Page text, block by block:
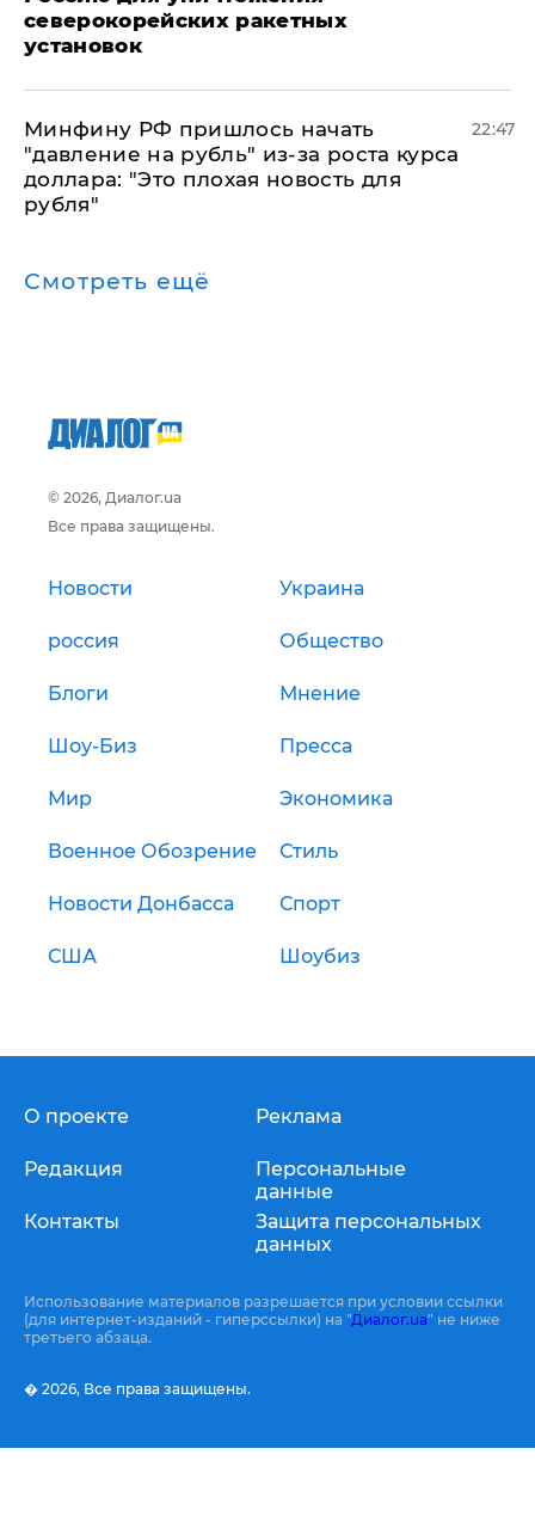
северокорейских ракетных
установок
Минфину РФ пришлось начать
"давление на рубль" из-за роста курса
доллара: "Это плохая новость для
рубля"
22:47
Смотреть ещё
© 2026, Диалог.ua
Все права защищены.
Новости Украина
россия Общество
Блоги Мнение
Шоу-Биз Пресса
Мир Экономика
Военное Обозрение Стиль
Новости Донбасса Спорт
США Шоубиз
О проекте
Редакция
Контакты
Реклама
Персональные
данные
Защита персональных
данных
Использование материалов разрешается при условии ссылки
(для интернет-изданий - гиперссылки) на "Диалог.ua" не ниже
третьего абзаца.
� 2026, Все права защищены.